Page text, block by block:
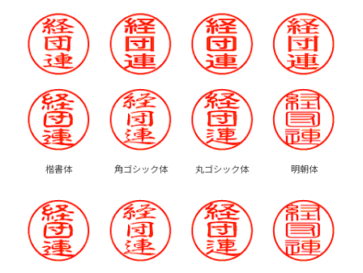
楷書体 角ゴシック体 丸ゴシック体 明朝体